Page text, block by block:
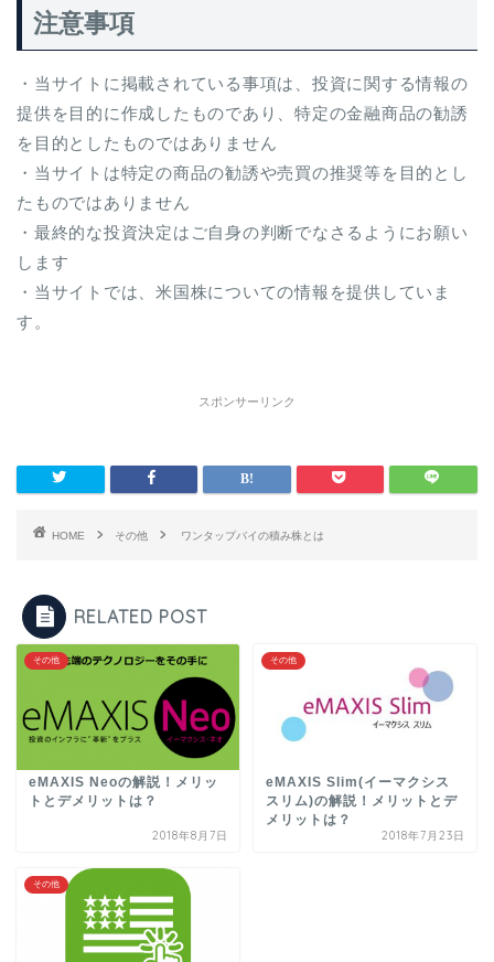
注意事項
・当サイトに掲載されている事項は、投資に関する情報の
提供を目的に作成したものであり、特定の金融商品の勧誘
を目的としたものではありません
・当サイトは特定の商品の勧誘や売買の推奨等を目的とし
たものではありません
・最終的な投資決定はご自身の判断でなさるようにお願い
します
・当サイトでは、米国株についての情報を提供していま
す。
スポンサーリンク
HOME その他 ワンタップバイの積み株とは
RELATED POST
その他
eMAXIS Neoの解説！メリッ
トとデメリットは？
2018年8月7日
その他
eMAXIS Slim(イーマクシス
スリム)の解説！メリットとデ
メリットは？
2018年7月23日
その他